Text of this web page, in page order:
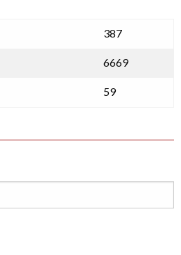
387
6669
59